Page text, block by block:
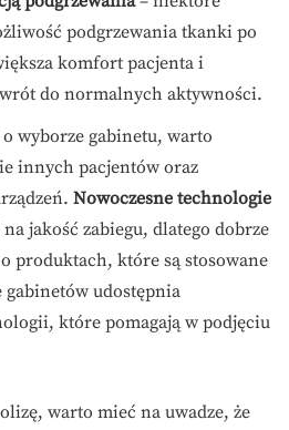
podgrzewania tkanki po
komfort pacjenta i
do normalnych aktywności.
wyborze gabinetu, warto
innych pacjentów oraz
Nowoczesne technologie
jakość zabiegu, dlatego dobrze
produktach, które są stosowane
udostępnia
które pomagają w podjęciu
warto mieć na uwadze, że